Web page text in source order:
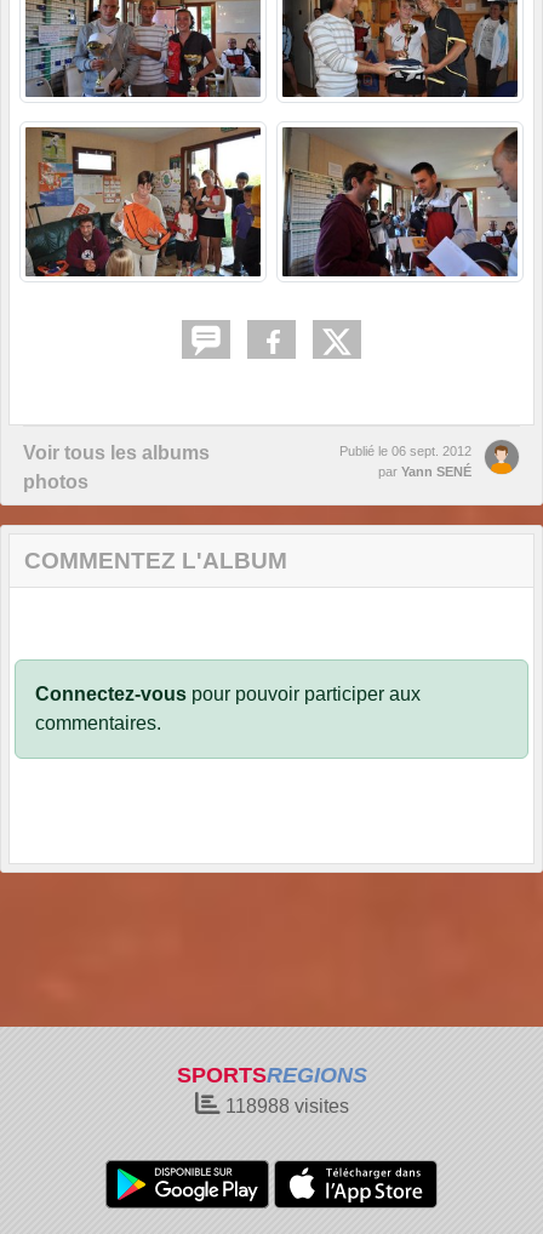
Voir tous les albums
photos
Publié le 06 sept. 2012
par Yann SENÉ
COMMENTEZ L'ALBUM
Connectez-vous pour pouvoir participer aux
commentaires.
SPORTSREGIONS
118988 visites